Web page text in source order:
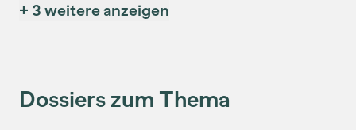
+ 3 weitere anzeigen
Dossiers zum Thema